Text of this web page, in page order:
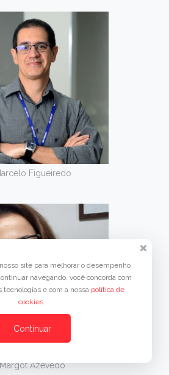
Figueiredo
Margot Azevedo
site para melhorar o desempenho
navegando, você concorda com
tecnologias e com a nossa política de
cookies .
Continuar